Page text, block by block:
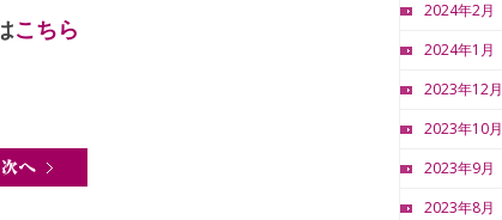
こちら
2024年2月
2024年1月
2023年12月
2023年10月
2023年9月
2023年8月